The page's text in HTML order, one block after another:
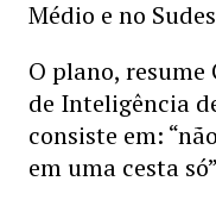
Médio e no
O plano, resume
de Inteligência
consiste em:
em uma cesta